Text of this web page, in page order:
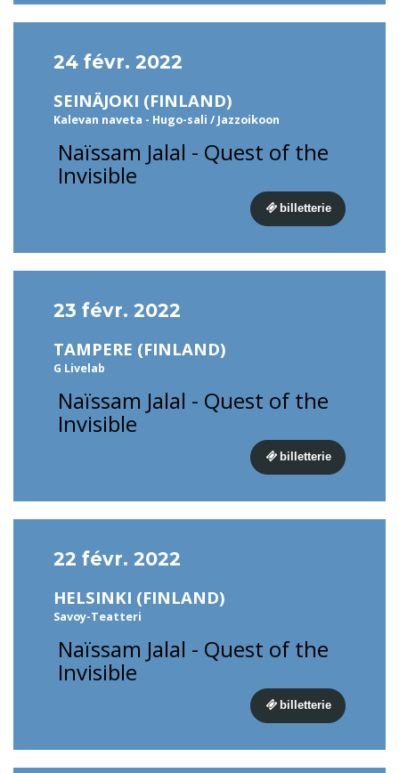
24 févr. 2022
SEINÄJOKI (FINLAND)
Kalevan naveta - Hugo-sali / Jazzoikoon
Naïssam Jalal - Quest of the
Invisible
billetterie
23 févr. 2022
TAMPERE (FINLAND)
G Livelab
Naïssam Jalal - Quest of the
Invisible
billetterie
22 févr. 2022
HELSINKI (FINLAND)
Savoy-Teatteri
Naïssam Jalal - Quest of the
Invisible
billetterie